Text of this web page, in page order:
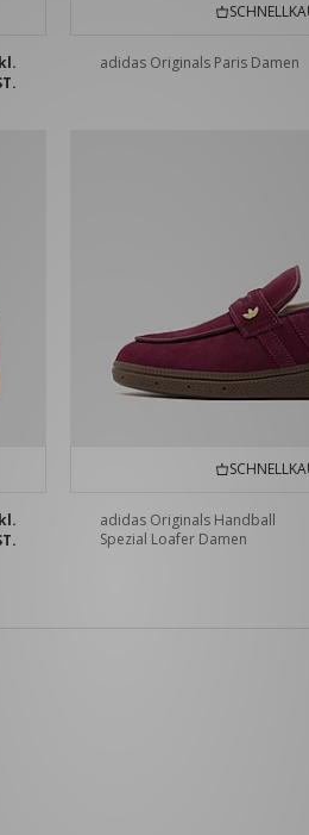
adidas Originals Paris Damen
adidas Originals Handball
Spezial Loafer Damen